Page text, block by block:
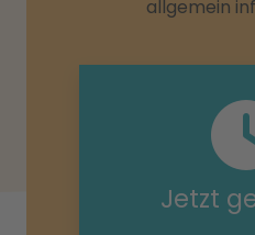
allgemein
Jetzt